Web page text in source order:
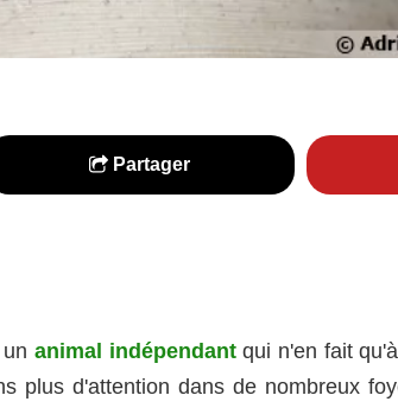
Partager
animal indépendantqui n'en fait
plus d'attention dans de nombreux